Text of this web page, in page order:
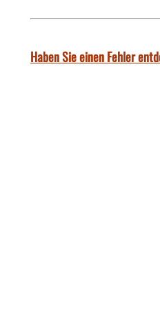
Haben Sie einen Fehler